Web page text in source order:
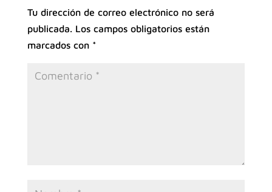
Tu dirección de correo electrónico no será
publicada. Los campos obligatorios están
marcados con *